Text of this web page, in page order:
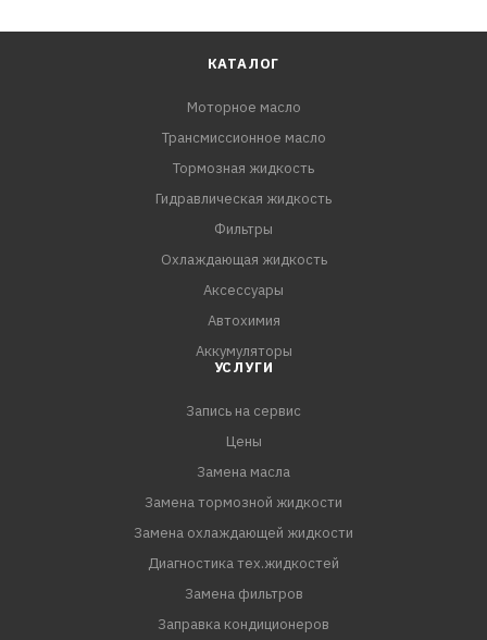
КАТАЛОГ
Моторное масло
Трансмиссионное масло
Тормозная жидкость
Гидравлическая жидкость
Фильтры
Охлаждающая жидкость
Аксессуары
Автохимия
Аккумуляторы
УСЛУГИ
Запись на сервис
Цены
Замена масла
Замена тормозной жидкости
Замена охлаждающей жидкости
Диагностика тех.жидкостей
Замена фильтров
Заправка кондиционеров